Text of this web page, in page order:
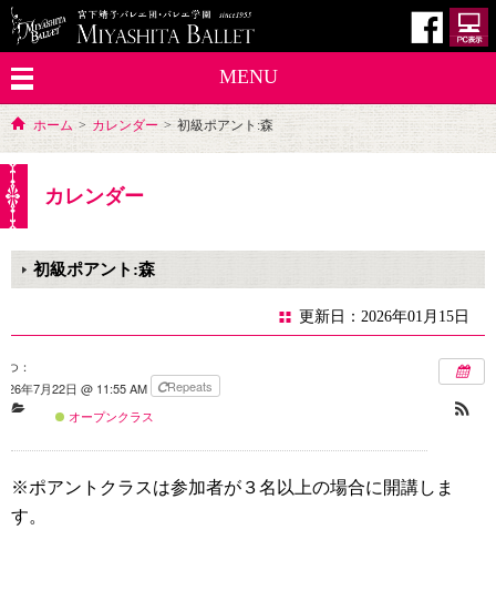
MENU
ホーム > カレンダー > 初級ポアント:森
カレンダー
初級ポアント:森
更新日：2026年01月15日
つ：
年7月22日 @ 11:55 AM
Repeats
オープンクラス
※ポアントクラスは参加者が３名以上の場合に開講しま
す。